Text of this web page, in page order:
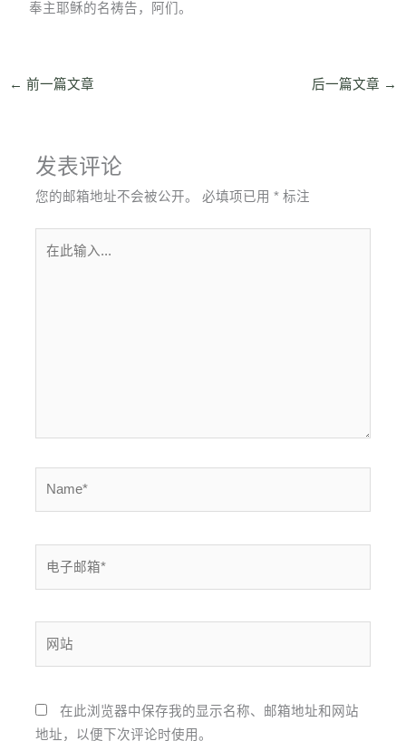
奉主耶稣的名祷告，阿们。
← 前一篇文章 后一篇文章 →
发表评论
您的邮箱地址不会被公开。 必填项已用* 标注
箱
在此浏览器中保存我的显示名称、邮箱地址和网站
地址，以便下次评论时使用。